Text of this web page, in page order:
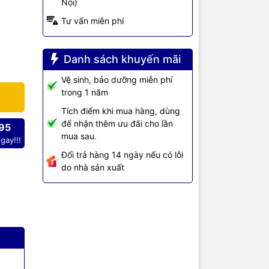
Tư vấn miễn phí
Danh sách khuyến mãi
Vệ sinh, bảo dưỡng miễn phí
trong 1 năm
Tích điểm khi mua hàng, dùng
để nhận thêm ưu đãi cho lần
mua sau.
Đổi trả hàng 14 ngày nếu có lỗi
do nhà sản xuất
tiêu
in màu